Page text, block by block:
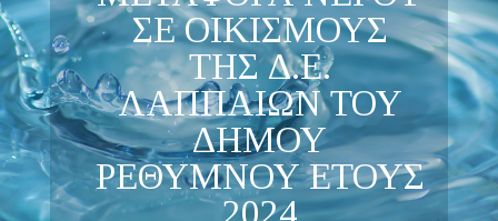
ΣΕ ΟΙΚΙΣΜΟΥΣ
ΤΗΣ Δ.Ε.
ΛΑΠΠΑΙΩΝ ΤΟΥ
ΔΗΜΟΥ
ΡΕΘΥΜΝΟΥ ΕΤΟΥΣ